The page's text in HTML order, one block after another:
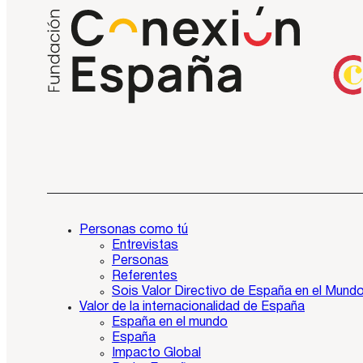
Personas como tú
Entrevistas
Personas
Referentes
Sois Valor Directivo de España en el
Valor de la internacionalidad de España
España en el mundo
España
Impacto Global